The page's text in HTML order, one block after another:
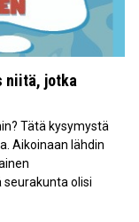
niitä, jotka
Tätä kysymystä
Aikoinaan lähdin
olisi